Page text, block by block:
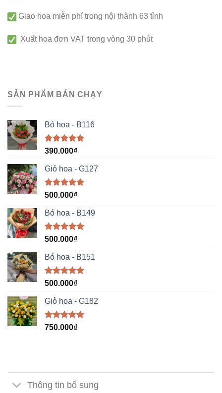
Giao hoa miễn phí trong nội thành 63 tỉnh
Xuất hoa đơn VAT trong vòng 30 phút
SẢN PHẨM BÁN CHẠY
Bó hoa - B116
Được xếp
5 sao
390.000₫
Giỏ hoa - G127
Được xếp
5 sao
500.000₫
Bó hoa - B149
Được xếp
5 sao
500.000₫
Bó hoa - B151
Được xếp
5 sao
500.000₫
Giỏ hoa - G182
Được xếp
750.000₫
Thông tin bổ sung